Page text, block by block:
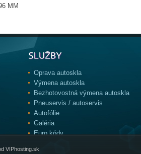
MM
Oprava autoskla
Výmena autoskla
Bezhotovostná výmena autoskla
Pneuservis / autoservis
Autofólie
Galéria
Euro kódy
VIPhosting.sk